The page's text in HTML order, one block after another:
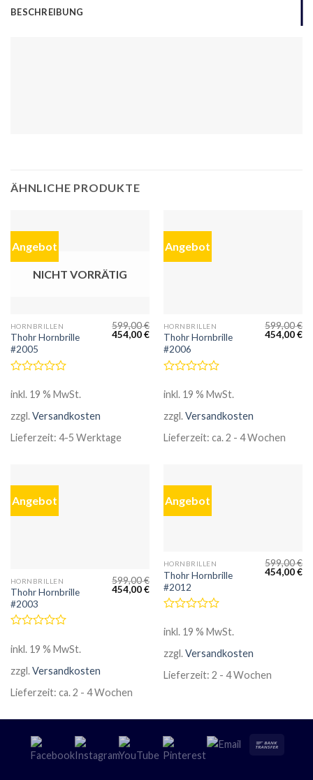
BESCHREIBUNG
ÄHNLICHE PRODUKTE
Angebot
NICHT VORRÄTIG
HORNBRILLEN
Thohr Hornbrille
#2005
mit
von
599,00€
454,00€
inkl. 19 % MwSt.
zzgl.Versandkosten
Lieferzeit: 4-5 Werktage
Angebot
HORNBRILLEN
Thohr Hornbrille
#2006
mit
von
599,00€
454,00€
inkl. 19 % MwSt.
zzgl.Versandkosten
Lieferzeit: ca. 2 - 4 Wochen
Angebot
HORNBRILLEN
Thohr Hornbrille
#2003
mit
von
599,00€
454,00€
inkl. 19 % MwSt.
zzgl.Versandkosten
Lieferzeit: ca. 2 - 4 Wochen
Angebot
HORNBRILLEN
Thohr Hornbrille
#2012
mit
von
599,00€
454,00€
inkl. 19 % MwSt.
zzgl.Versandkosten
Lieferzeit: 2 - 4 Wochen